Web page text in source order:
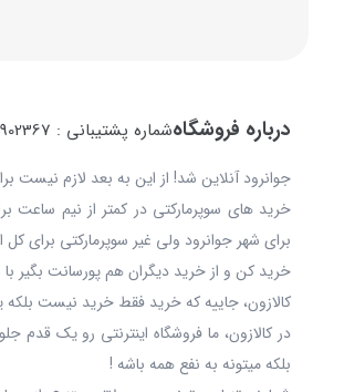
درباره فروشگاهشماره پشتیبانی : 09999902367
جوانرود آنلاین شد! از این به بعد لازم نیست
خرید های سوپرمارکتی در کمتر از نیم ساعت
برای شهر جوانرود ولی غیر سوپرمارکتی برای
خرید کن و از خرید دیگران هم پورسانت بگیر
کالازون، جاییه که خرید فقط خرید نیست
در کالازون، ما فروشگاه اینترنتی رو یک قدم
بلکه میتونه به نفع همه باشه !